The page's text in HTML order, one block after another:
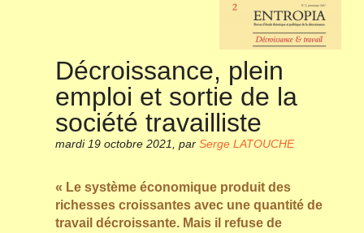
Décroissance, plein
emploi et sortie de la
société travailliste
mardi 19 octobre 2021 par Serge LATOUCHE
« Le système économique produit des
richesses croissantes avec une quantité de
travail décroissante. Mais il refuse de